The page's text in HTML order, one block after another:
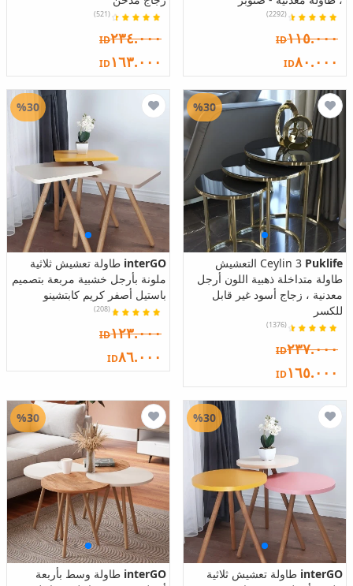
(2292)
ID١١٥.٠٠٠
ID٨٠.٠٠٠
(521)
ID٢٣٤.٠٠٠
ID١٦٣.٠٠٠
Puklife
Ceylin 3 التعشيش
طاولة متداخلة ذهبية اللون أرجل
معدنية ، زجاج أسود غير قابل
للكسر
(1376)
ID٢٣٧.٠٠٠
ID١٦٥.٠٠٠
%30
interGO طاولة تعشيش ثلاثية
ملونة بأرجل خشبية مربعة بتصميم
باستيل أصفر كريم كابتشينو
(208)
ID١٢٣.٠٠٠
ID٨٦.٠٠٠
%30
interGO طاولة تعشيش ثلاثية
%30
interGO طاولة وسط بأربعة
%30